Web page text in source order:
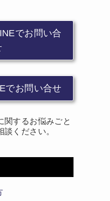
でお問い合
でお問い合せ
関するお悩みごと
ください。